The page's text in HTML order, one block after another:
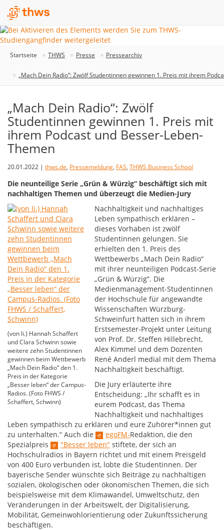
Startseite THWS Presse Pressearchiv
„Mach Dein Radio“: Zwölf Studentinnen gewinnen 1. Preis mit ihrem
„Mach Dein Radio“: Zwölf
Studentinnen gewinnen 1. Preis mit
ihrem Podcast und Besser-Leben-
Themen
20.01.2022 | thws.de, Pressemeldung, FAS, THWS Business School
Die neunteilige Serie „Grün & Würzig“ beschäftigt sich mit
nachhaltigen Themen und überzeugt die Medien-Jury
(von li.) Hannah Schaffert
und Clara Schwinn sowie
weitere zehn Studentinnen
gewinnen beim Wettbewerb
„Mach Dein Radio“ den 1.
Preis in der Kategorie
„Besser leben“ der Campus-
Radios. (Foto FHWS /
Schaffert, Schwinn)
Nachhaltigkeit und nachhaltiges
Leben sympathisch erklären –
dieses Vorhaben ist zwölf
Studentinnen gelungen. Sie
erhielten den 1. Preis des
Wettbewerbs „Mach Dein Radio“
mit ihrer neunteiligen Podcast-Serie
„Grün & Würzig“. Die
Medienmanagement-Studentinnen
der Hochschule für angewandte
Wissenschaften Würzburg-
Schweinfurt hatten sich in ihrem
Erstsemester-Projekt unter Leitung
von Prof. Dr. Steffen Hillebrecht,
Alex Kimmel und dem Dozenten
René Anderl medial mit dem Thema
Nachhaltigkeit beschäftigt.
Die Jury erläuterte ihre
Entscheidung: „Ihr schafft es in
eurem Podcast, das Thema
Nachhaltigkeit und nachhaltiges
Leben sympathisch zu erklären und eure Zuhörer*innen gut
zu unterhalten.“ Auch die
egoFM-Redaktion, die den
Spezialpreis
"Besser leben" stiftete, der sich an
Hochschulradios in Bayern richtet und mit einem Preisgeld
von 400 Euro verbunden ist, lobte die Studentinnen. Der
bayerische Sender wünschte sich Beiträge zu nachhaltigen
sozialen, ökologischen oder ökonomischen Themen, die sich
beispielsweise mit dem Klimawandel, Umweltschutz, den
Veränderungen in der Arbeitswelt, der Digitalisierung,
Mobilität, Gemeinwohlorientierung oder Zukunftssicherung
beschäftigen.